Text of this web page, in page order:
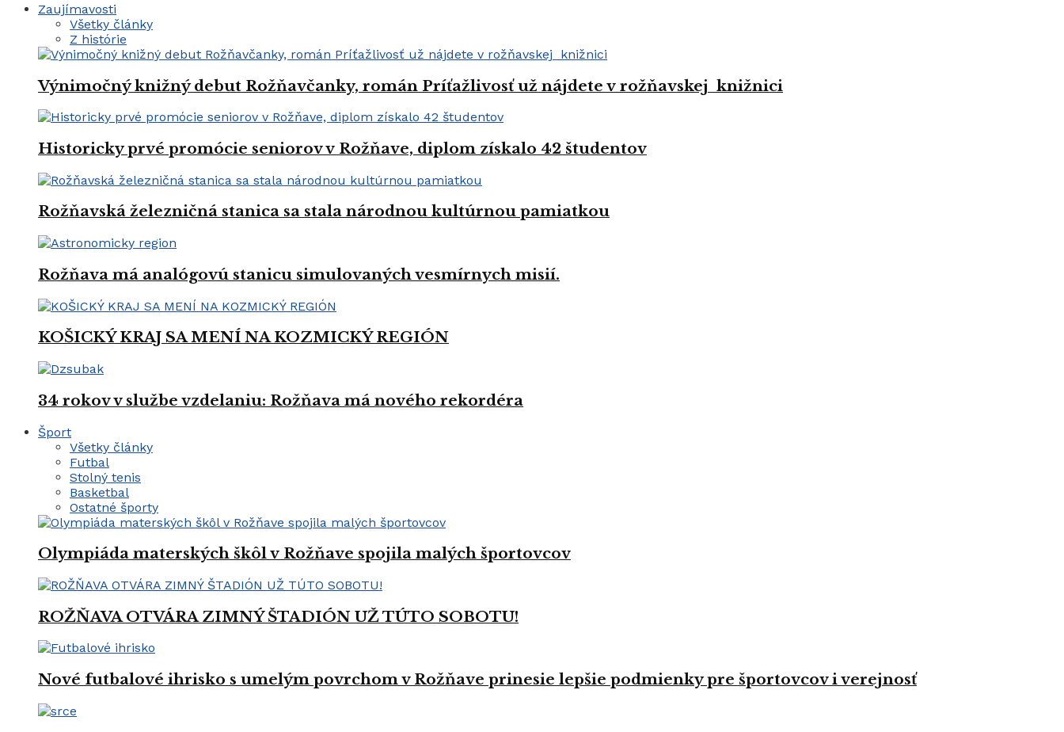
Zaujímavosti
Všetky články
Z histórie
Výnimočný knižný debut Rožňavčanky, román Príťažlivosť už nájdete v rožňavskej knižnici
Historicky prvé promócie seniorov v Rožňave, diplom získalo 42 študentov
Rožňavská železničná stanica sa stala národnou kultúrnou pamiatkou
Rožňava má analógovú stanicu simulovaných vesmírnych misií.
KOŠICKÝ KRAJ SA MENÍ NA KOZMICKÝ REGIÓN
34 rokov v službe vzdelaniu: Rožňava má nového rekordéra
Šport
Všetky články
Futbal
Stolný tenis
Basketbal
Ostatné športy
Olympiáda materských škôl v Rožňave spojila malých športovcov
ROŽŇAVA OTVÁRA ZIMNÝ ŠTADIÓN UŽ TÚTO SOBOTU!
Nové futbalové ihrisko s umelým povrchom v Rožňave prinesie lepšie podmienky pre športovcov i verejnosť